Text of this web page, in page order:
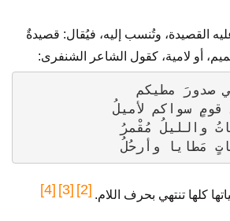
القصيدة، وتُنسب إليه، فيُقال: قصيدةٌ
أو لامية، كقول الشاعر الشنفرى:
كلها تنتهي بحرف اللام. [2]
[3]
[4]